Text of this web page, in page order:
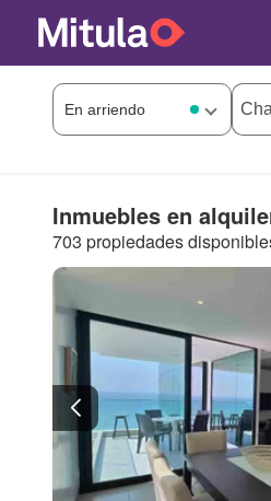
Inmuebles en
703 propiedades